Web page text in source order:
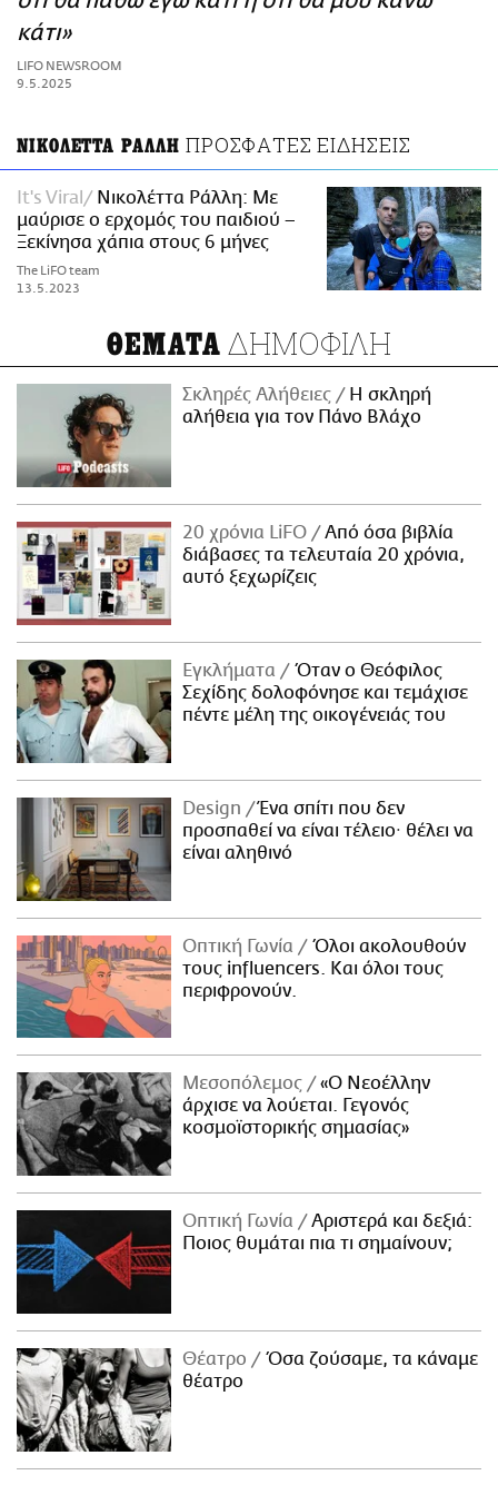
ΑΜΠΑ
PRINT
κάτι»
LIFO NEWSROOM
9.5.2025
ΝΙΚΟΛΕΤΤΑ ΡΑΛΛΗ ΠΡΟΣΦΑΤΕΣ ΕΙΔΗΣΕΙΣ
It's Viral
Νικολέττα Ράλλη: Με
μαύρισε ο ερχομός του παιδιού –
Ξεκίνησα χάπια στους 6 μήνες
The LiFO team
13.5.2023
ΘΕΜΑΤΑ ΔΗΜΟΦΙΛΗ
Σκληρές Αλήθειες
H σκληρή
αλήθεια για τον Πάνο Βλάχο
20 χρόνια LiFO
Από όσα βιβλία
διάβασες τα τελευταία 20 χρόνια,
αυτό ξεχωρίζεις
Εγκλήματα
Όταν ο Θεόφιλος
Σεχίδης δολοφόνησε και τεμάχισε
πέντε μέλη της οικογένειάς του
Design
Ένα σπίτι που δεν
προσπαθεί να είναι τέλειο· θέλει να
είναι αληθινό
Οπτική Γωνία
Όλοι ακολουθούν
τους influencers. Και όλοι τους
περιφρονούν.
Μεσοπόλεμος
«Ο Νεοέλλην
άρχισε να λούεται. Γεγονός
κοσμοϊστορικής σημασίας»
Οπτική Γωνία
Αριστερά και δεξιά:
Ποιος θυμάται πια τι σημαίνουν;
Θέατρο
Όσα ζούσαμε, τα κάναμε
θέατρο